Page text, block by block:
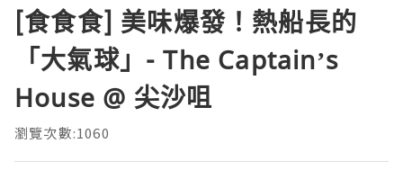
[食食食] 美味爆發！熱船長的
「大氣球」- The Captain’s
House @ 尖沙咀
瀏覽次數:1060